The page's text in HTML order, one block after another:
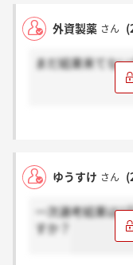
外資製薬 さん
まだ結果来てな
ゆうすけ さん
一次選考結果は1
すか？